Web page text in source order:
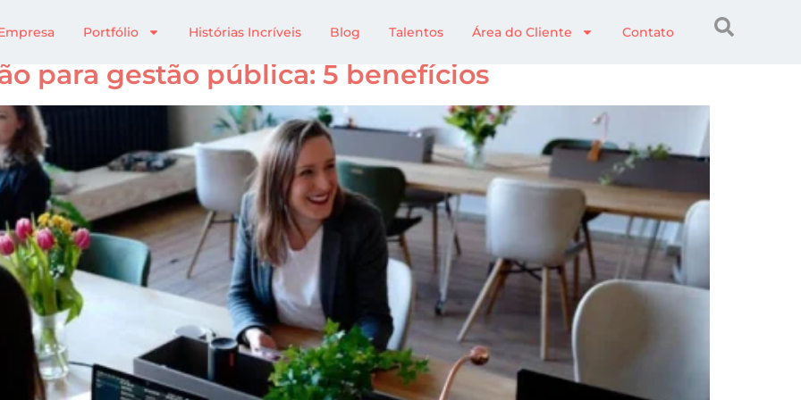
Portfólio Histórias Incríveis Blog Talentos Área do Cliente Contato
para gestão pública: 5 benefícios